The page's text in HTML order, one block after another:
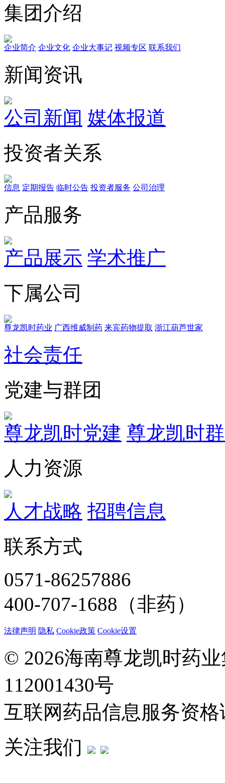
集团介绍
企业简介 企业文化 企业⼤事记 视频专区 联系我们
新闻资讯
公司新闻 媒体报道
投资者关系
信息 定期报告 临时公告 投资者服务 公司治理
产品服务
产品展示 学术推广
下属公司
尊龙凯时药业 广西维威制药 来宾药物提取 浙江葫芦世家
社会责任
党建与群团
尊龙凯时党建 尊龙凯时
人力资源
人才战略 招聘信息
联系方式
0571-86257886
400-707-1688（非药）
法律声明 隐私 Cookie政策 Cookie设置
© 2026海南尊龙凯时药
112001430号
互联网药品信息服务资
关注我们